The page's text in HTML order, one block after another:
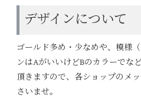
デザインについて
ゴールド多め・少なめや、模様
ンはAがいいけどBのカラーでな
頂きますので、各ショップのメ
さいませ。